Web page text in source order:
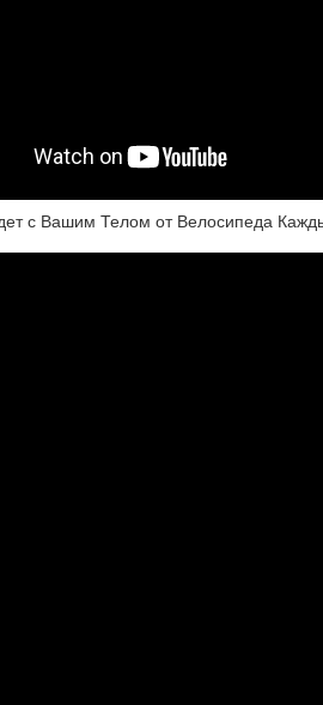
с Вашим Телом от Велосипеда